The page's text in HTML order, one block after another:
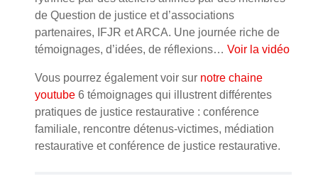
de Question de justice et d’associations
partenaires, IFJR et ARCA. Une journée riche de
témoignages, d’idées, de réflexions… Voir la vidéo
Vous pourrez également voir sur notre chaine
youtube 6 témoignages qui illustrent différentes
pratiques de justice restaurative : conférence
familiale, rencontre détenus-victimes, médiation
restaurative et conférence de justice restaurative.